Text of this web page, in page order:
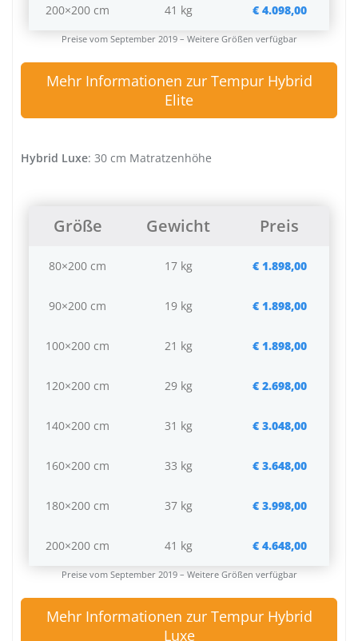
200×200 cm 41 kg € 4.098,00
Preise vom September 2019 – Weitere Größen verfügbar
Mehr Informationen zur Tempur Hybrid
Elite
Hybrid Luxe: 30 cm Matratzenhöhe
Größe Gewicht Preis
80×200 cm 17 kg € 1.898,00
90×200 cm 19 kg € 1.898,00
100×200 cm 21 kg € 1.898,00
120×200 cm 29 kg € 2.698,00
140×200 cm 31 kg € 3.048,00
160×200 cm 33 kg € 3.648,00
180×200 cm 37 kg € 3.998,00
200×200 cm 41 kg € 4.648,00
Preise vom September 2019 – Weitere Größen verfügbar
Mehr Informationen zur Tempur Hybrid
Luxe